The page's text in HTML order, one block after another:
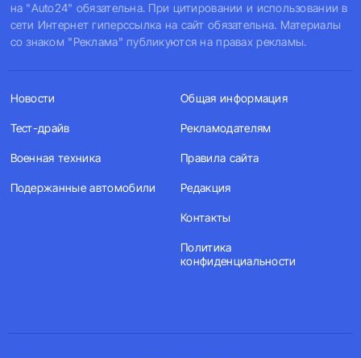
на "Auto24" обязательна. При цитировании и использовании в
сети Интернет гиперссылка на сайт обязательна. Материалы
со знаком "Реклама" публикуются на правах рекламы.
Новости
Тест-драйв
Военная техника
Подержанные автомобили
Общая информация
Рекламодателям
Правила сайта
Редакция
Контакты
Политика
конфиденциальности